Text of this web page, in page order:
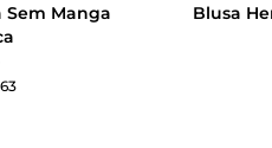
Sem Manga
Blusa